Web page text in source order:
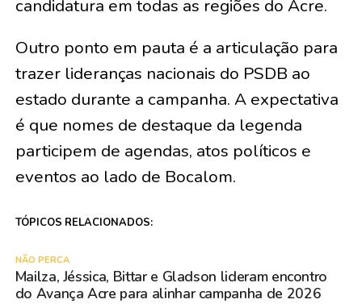
candidatura em todas as regiões do Acre.
Outro ponto em pauta é a articulação para
trazer lideranças nacionais do PSDB ao
estado durante a campanha. A expectativa
é que nomes de destaque da legenda
participem de agendas, atos políticos e
eventos ao lado de Bocalom.
TÓPICOS RELACIONADOS:
NÃO PERCA
Mailza, Jéssica, Bittar e Gladson lideram encontro
do Avança Acre para alinhar campanha de 2026